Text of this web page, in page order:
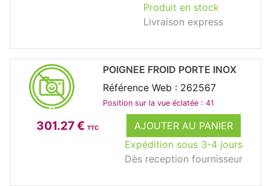
Produit en stock
Livraison express
301.27 € TTC
AJOUTER AU PANIER
Expédition sous 3-4 jours
Dès reception fournisseur
POIGNEE FROID PORTE INOX
Référence Web : 262567
Position sur la vue éclatée : 41